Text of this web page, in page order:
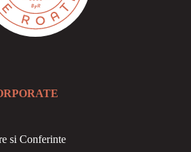
si Conferinte